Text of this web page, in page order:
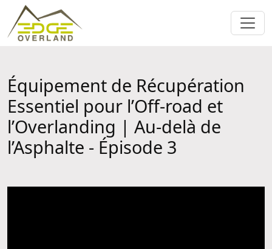
Équipement de Récupération
Essentiel pour l’Off-road et
l’Overlanding | Au-delà de
l’Asphalte - Épisode 3